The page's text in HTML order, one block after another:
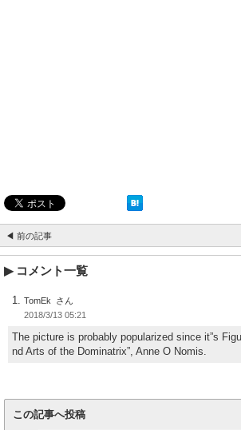
◀ 前の記事
コメント一覧
TomEk
2018/3/13 05:21
The picture is probably popularized since it”s
nd Arts of the Dominatrix”, Anne O Nomis.
この記事へ投稿